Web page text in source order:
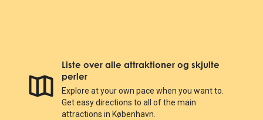
Liste over alle attraktioner og skjulte
perler
Explore at your own pace when you want to.
Get easy directions to all of the main
attractions in København.